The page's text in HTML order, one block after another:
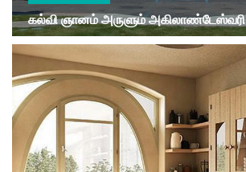
கல்வி ஞானம் அருளும் அகிலாண்டேஸ்வரி